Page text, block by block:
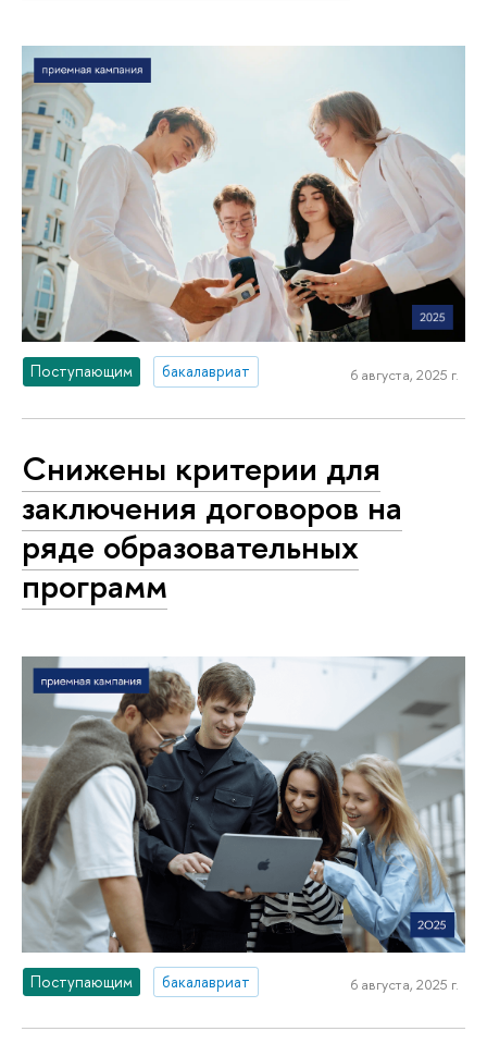
Поступающим бакалавриат 6 августа, 2025 г.
Снижены критерии для
заключения договоров на
ряде образовательных
программ
Поступающим бакалавриат 6 августа, 2025 г.